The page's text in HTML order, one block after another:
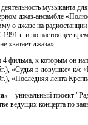
музыканта
джаз-ансамбле
о джазе на
г. и по настоящее
хватает джаза».
4 фильма, к которым он
«Судья в ловушке» к/с
«Последняя лента
– уникальный проект
ведущих концерта по